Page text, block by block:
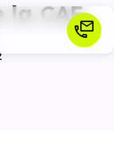
la CAF